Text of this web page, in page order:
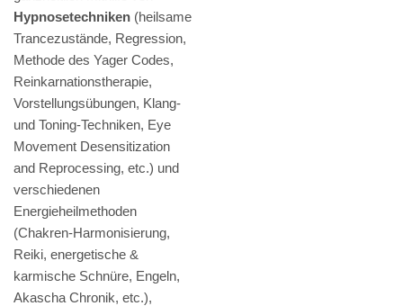
Hypnosetechniken (heilsame
Trancezustände, Regression,
Methode des Yager Codes,
Reinkarnationstherapie,
Vorstellungsübungen, Klang-
und Toning-Techniken, Eye
Movement Desensitization
and Reprocessing, etc.) und
verschiedenen
Energieheilmethoden
(Chakren-Harmonisierung,
Reiki, energetische &
karmische Schnüre, Engeln,
Akascha Chronik, etc.),